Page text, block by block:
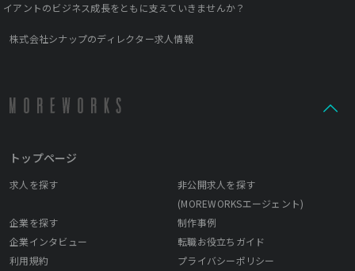
イアントのビジネス成長をともに支えていきませんか？
株式会社シナップのディレクター求人情報
トップページ
求人を探す
非公開求人を探す
(MOREWORKSエージェント)
企業を探す
制作事例
企業インタビュー
転職お役立ちガイド
利用規約
プライバシーポリシー